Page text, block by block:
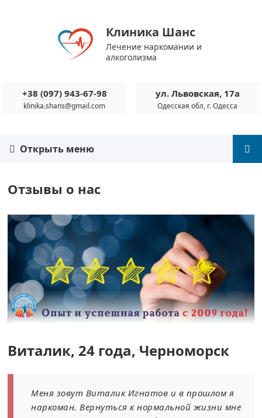
Клиника Шанс
Лечение наркомании и
алкоголизма
+38 (097) 943-67-98
klinika.shans@gmail.com
ул. Львовская, 17а
Одесская обл, г. Одесса
Открыть меню
Отзывы о нас
Виталик, 24 года, Черноморск
Меня зовут Виталик Игнатов и в прошлом я
наркоман. Вернуться к нормальной жизни мне